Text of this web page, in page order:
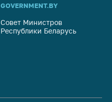
GOVERNMENT.BY
Совет Министров
Республики Беларусь